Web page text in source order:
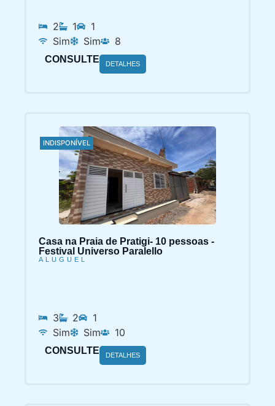
2 1
1
Sim
Sim 8
CONSULTE DETALHES
INDISPONÍVEL
Casa na Praia de Pratigi- 10 pessoas -
Festival Universo Paralello
ALUGUEL
3 2
1
Sim
Sim 10
CONSULTE DETALHES